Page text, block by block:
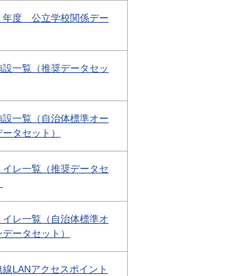
年度 公立学校関係デー
設一覧（推奨データセッ
設一覧（自治体標準オー
タセット）
イレ一覧（推奨データセ
イレ一覧（自治体標準オ
ータセット）
線LANアクセスポイント